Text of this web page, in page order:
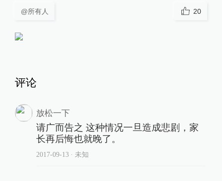
@所有人 20
评论
放松一下
请广而告之 这种情况一旦造成悲剧，家
长再后悔也就晚了。
2017-09-13∙ 未知